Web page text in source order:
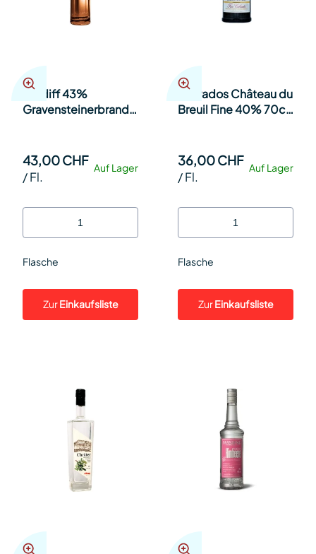
Caldiff 43%
Gravensteinerbrand
50cl Fl.
Auf Lager
43,00 CHF
/Fl.
Flasche
ZurEinkaufsliste
Calvados Château du
Breuil Fine 40% 70cl
Auf Lager
36,00 CHF
/Fl.
Flasche
ZurEinkaufsliste